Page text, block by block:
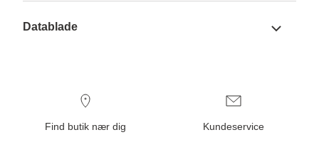
Datablade
Find butik nær dig Kundeservice